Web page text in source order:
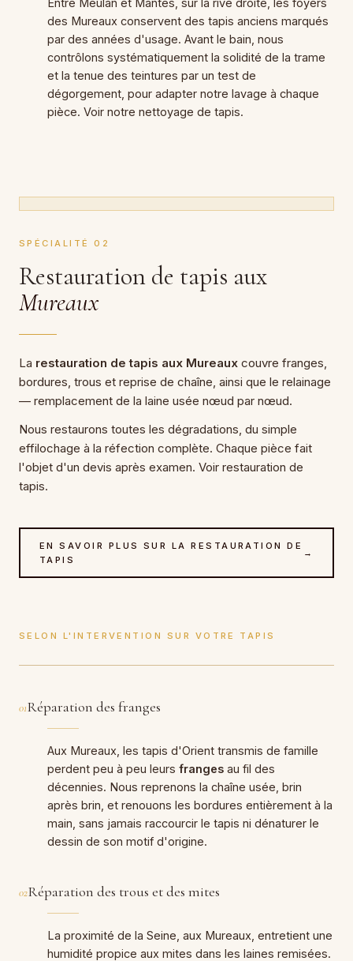
des Mureaux conservent des tapis anciens marqués
par des années d'usage. Avant le bain, nous
contrôlons systématiquement la solidité de la trame
et la tenue des teintures par un test de
dégorgement, pour adapter notre lavage à chaque
pièce. Voir notre nettoyage de tapis.
SPÉCIALITÉ 02
Restauration de tapis aux
Mureaux
La restauration de tapis aux Mureaux couvre franges,
bordures, trous et reprise de chaîne, ainsi que le relainage
— remplacement de la laine usée nœud par nœud.
Nous restaurons toutes les dégradations, du simple
effilochage à la réfection complète. Chaque pièce fait
l'objet d'un devis après examen. Voir restauration de
tapis.
EN SAVOIR PLUS SUR LA RESTAURATION DE
TAPIS
→
SELON L'INTERVENTION SUR VOTRE TAPIS
01Réparation des franges
Aux Mureaux, les tapis d'Orient transmis de famille
perdent peu à peu leurs franges au fil des
décennies. Nous reprenons la chaîne usée, brin
après brin, et renouons les bordures entièrement à la
main, sans jamais raccourcir le tapis ni dénaturer le
dessin de son motif d'origine.
02Réparation des trous et des mites
La proximité de la Seine, aux Mureaux, entretient une
humidité propice aux mites dans les laines remisées.